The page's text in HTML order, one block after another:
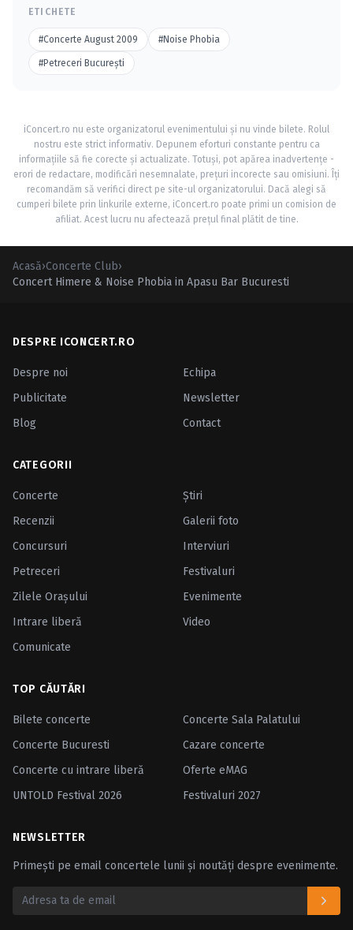
ETICHETE
#Concerte August 2009 #Noise Phobia
#Petreceri Bucureşti
iConcert.ro nu este organizatorul evenimentului și nu vinde bilete. Rolul
nostru este strict informativ. Depunem eforturi constante pentru ca
informațiile să fie corecte și actualizate. Totuși, pot apărea inadvertențe -
erori de redactare, modificări nesemnalate, prețuri incorecte sau omisiuni. Îți
recomandăm să verifici direct pe site-ul organizatorului. Dacă alegi să
cumperi bilete prin linkurile externe, iConcert.ro poate primi un comision de
afiliat. Acest lucru nu afectează prețul final plătit de tine.
Acasă›Concerte Club›
Concert Himere & Noise Phobia in Apasu Bar Bucuresti
DESPRE ICONCERT.RO
Despre noi
Echipa
Publicitate
Newsletter
Blog
Contact
CATEGORII
Concerte
Ştiri
Recenzii
Galerii foto
Concursuri
Interviuri
Petreceri
Festivaluri
Zilele Oraşului
Evenimente
Intrare liberă
Video
Comunicate
TOP CĂUTĂRI
Bilete concerte
Concerte Sala Palatului
Concerte Bucuresti
Cazare concerte
Concerte cu intrare liberă
Oferte eMAG
UNTOLD Festival 2026
Festivaluri 2027
NEWSLETTER
Primești pe email concertele lunii și noutăți despre evenimente.